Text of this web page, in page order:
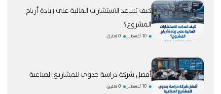
كيف تساعد الاستشارات المالية على زيادة أرباح
المشروع؟
10 أغسطس 0 تعليق
أفضل شركة دراسة جدوى للمشاريع الصناعية
10 أغسطس 0 تعليق